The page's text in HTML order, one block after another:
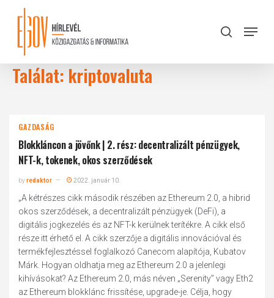
content
search
Menu
Találat: kriptovaluta
GAZDASÁG
Blokkláncon a jövőnk | 2. rész: decentralizált pénzügyek,
NFT-k, tokenek, okos szerződések
byredaktor 2022. január 10.
„A kétrészes cikk második részében az Ethereum 2.0, a hibrid
okos szerződések, a decentralizált pénzügyek (DeFi), a
digitális jogkezelés és az NFT-k kerülnek terítékre. A cikk első
része itt érhető el. A cikk szerzője a digitális innovációval és
termékfejlesztéssel foglalkozó Canecom alapítója, Kubatov
Márk. Hogyan oldhatja meg az Ethereum 2.0 a jelenlegi
kihívásokat? Az Ethereum 2.0, más néven „Serenity” vagy Eth2
az Ethereum blokklánc frissítése, upgrade-je. Célja, hogy
Close